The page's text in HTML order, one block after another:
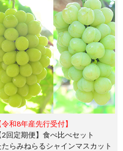
令和8年産先行受付】
2回定期便】食べ比べセット
たらみねらるシャインマスカット